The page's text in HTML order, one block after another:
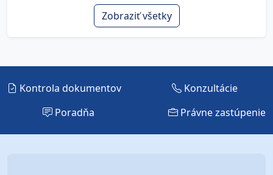
Zobraziť všetky
Kontrola dokumentov
Konzultácie
Poradňa
Právne zastúpenie